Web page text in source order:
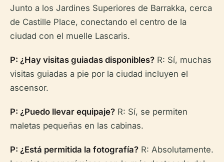
Junto a los Jardines Superiores de Barrakka, cerca
de Castille Place, conectando el centro de la
ciudad con el muelle Lascaris.
P: ¿Hay visitas guiadas disponibles? R: Sí, muchas
visitas guiadas a pie por la ciudad incluyen el
ascensor.
P: ¿Puedo llevar equipaje? R: Sí, se permiten
maletas pequeñas en las cabinas.
P: ¿Está permitida la fotografía? R: Absolutamente.